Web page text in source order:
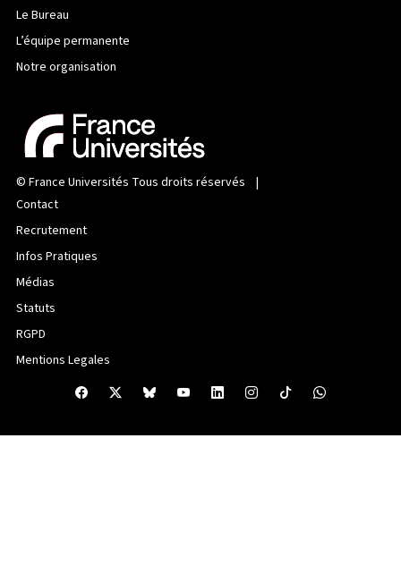
Le Bureau
L’équipe permanente
Notre organisation
© France Universités Tous droits réservés |
Contact
Recrutement
Infos Pratiques
Médias
Statuts
RGPD
Mentions Legales